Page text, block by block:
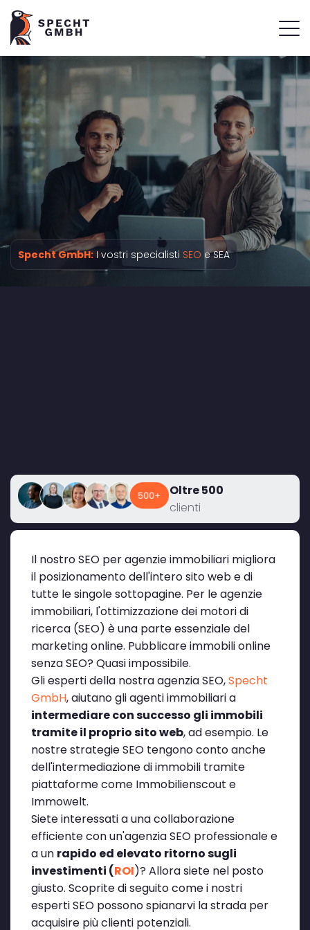
Specht GmbH: I vostri specialisti SEO e SEA
Oltre 500
clienti
Il nostro SEO per agenzie immobiliari migliora
il posizionamento dell'intero sito web e di
tutte le singole sottopagine. Per le agenzie
immobiliari, l'ottimizzazione dei motori di
ricerca (SEO) è una parte essenziale del
marketing online. Pubblicare immobili online
senza SEO? Quasi impossibile.
Gli esperti della nostra agenzia SEO,Specht
GmbH, aiutano gli agenti immobiliari a
intermediare con successo gli immobili
tramite il proprio sito web, ad esempio. Le
nostre strategie SEO tengono conto anche
dell'intermediazione di immobili tramite
piattaforme come Immobilienscout e
Immowelt.
Siete interessati a una collaborazione
efficiente con un'agenzia SEO professionale e
a un rapido ed elevato ritorno sugli
investimenti (ROI)? Allora siete nel posto
giusto. Scoprite di seguito come i nostri
esperti SEO possono spianarvi la strada per
acquisire più clienti potenziali.